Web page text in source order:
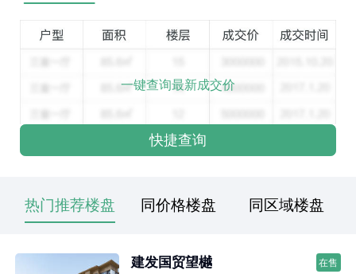
一键查询最新成交价
快捷查询
热门推荐楼盘 同价格楼盘 同区域楼盘
建发国贸望樾 在售